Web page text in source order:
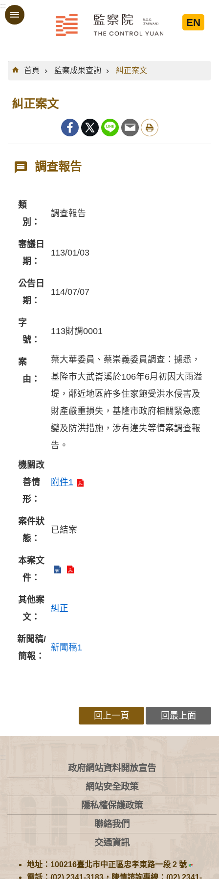
跳到主要內容區塊
:::
EN
:::
首頁
監察成果查詢 糾正案文
糾正案文
調查報告
類
別：
調查報告
審議日
期：
113/01/03
公告日
期：
114/07/07
字
號：
113財調0001
案
由：
葉大華委員、蔡崇義委員調查：據悉，
基隆市大武崙溪於106年6月初因大雨溢
堤，鄰近地區許多住家飽受洪水侵害及
財產嚴重損失，基隆市政府相關緊急應
變及防洪措施，涉有違失等情案調查報
告。
機關改
善情
形：
附件1
案件狀
態：
已結案
本案文
件：
其他案
文：
糾正
新聞稿/
簡報：
新聞稿1
回上一頁 回最上面
:::
政府網站資料開放宣告
網站安全政策
隱私權保護政策
聯絡我們
交通資訊
地址：100216臺北市中正區忠孝東路一段 2 號